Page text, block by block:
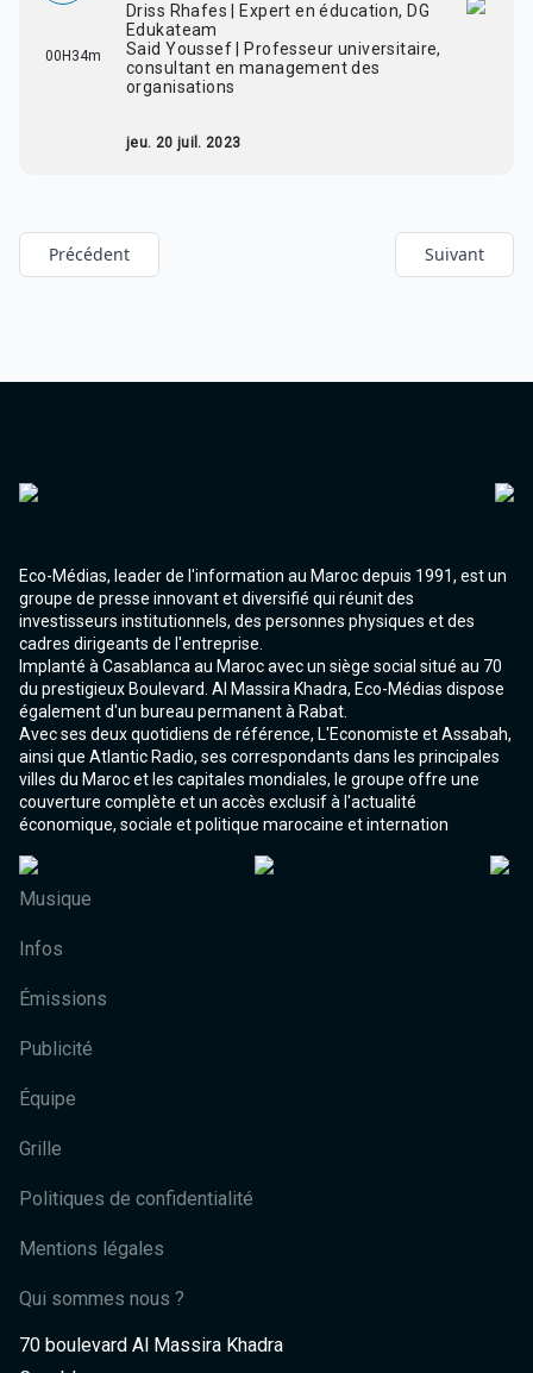
00H34m
Driss Rhafes | Expert en éducation, DG
Edukateam
Said Youssef | Professeur universitaire,
consultant en management des
organisations
jeu. 20 juil. 2023
Précédent Suivant
Eco-Médias, leader de l'information au Maroc depuis 1991, est un
groupe de presse innovant et diversifié qui réunit des
investisseurs institutionnels, des personnes physiques et des
cadres dirigeants de l'entreprise.
Implanté à Casablanca au Maroc avec un siège social situé au 70
du prestigieux Boulevard. Al Massira Khadra, Eco-Médias dispose
également d'un bureau permanent à Rabat.
Avec ses deux quotidiens de référence, L'Economiste et Assabah,
ainsi que Atlantic Radio, ses correspondants dans les principales
villes du Maroc et les capitales mondiales, le groupe offre une
couverture complète et un accès exclusif à l'actualité
économique, sociale et politique marocaine et internation
Musique
Infos
Émissions
Publicité
Équipe
Grille
Politiques de confidentialité
Mentions légales
Qui sommes nous ?
70 boulevard Al Massira Khadra